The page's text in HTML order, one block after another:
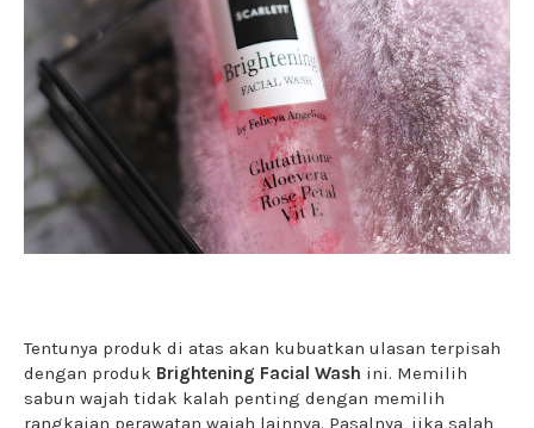
Tentunya produk di atas akan kubuatkan ulasan terpisah
dengan produk Brightening Facial Wash ini. Memilih
sabun wajah tidak kalah penting dengan memilih
rangkaian perawatan wajah lainnya. Pasalnya, jika salah